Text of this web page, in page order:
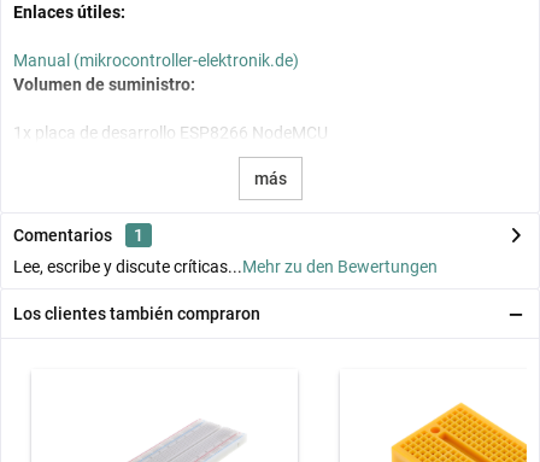
Enlaces útiles:
Manual (mikrocontroller-elektronik.de)
Volumen de suministro:
1x placa de desarrollo ESP8266 NodeMCU
más
Comentarios
1
Lee, escribe y discute críticas...Mehr zu den Bewertungen
Los clientes también compraron